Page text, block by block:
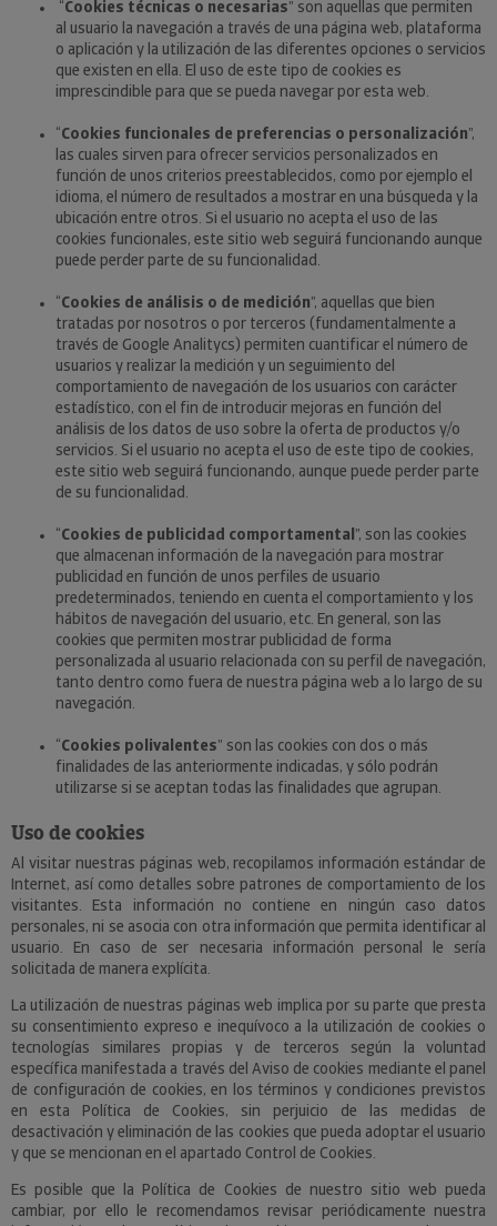
“Cookies técnicas o necesarias” son aquellas que permiten
al usuario la navegación a través de una página web, plataforma
o aplicación y la utilización de las diferentes opciones o servicios
que existen en ella. El uso de este tipo de cookies es
imprescindible para que se pueda navegar por esta web.
“Cookies funcionales de preferencias o personalización”,
las cuales sirven para ofrecer servicios personalizados en
función de unos criterios preestablecidos, como por ejemplo el
idioma, el número de resultados a mostrar en una búsqueda y la
ubicación entre otros. Si el usuario no acepta el uso de las
cookies funcionales, este sitio web seguirá funcionando aunque
puede perder parte de su funcionalidad.
“Cookies de análisis o de medición”, aquellas que bien
tratadas por nosotros o por terceros (fundamentalmente a
través de Google Analitycs) permiten cuantificar el número de
usuarios y realizar la medición y un seguimiento del
comportamiento de navegación de los usuarios con carácter
estadístico, con el fin de introducir mejoras en función del
análisis de los datos de uso sobre la oferta de productos y/o
servicios. Si el usuario no acepta el uso de este tipo de cookies,
este sitio web seguirá funcionando, aunque puede perder parte
de su funcionalidad.
“Cookies de publicidad comportamental”, son las cookies
que almacenan información de la navegación para mostrar
publicidad en función de unos perfiles de usuario
predeterminados, teniendo en cuenta el comportamiento y los
hábitos de navegación del usuario, etc. En general, son las
cookies que permiten mostrar publicidad de forma
personalizada al usuario relacionada con su perfil de navegación,
tanto dentro como fuera de nuestra página web a lo largo de su
navegación.
“Cookies polivalentes” son las cookies con dos o más
finalidades de las anteriormente indicadas, y sólo podrán
utilizarse si se aceptan todas las finalidades que agrupan.
Uso de cookies
Al visitar nuestras páginas web, recopilamos información estándar de
Internet, así como detalles sobre patrones de comportamiento de los
visitantes. Esta información no contiene en ningún caso datos
personales, ni se asocia con otra información que permita identificar al
usuario. En caso de ser necesaria información personal le sería
solicitada de manera explícita.
La utilización de nuestras páginas web implica por su parte que presta
su consentimiento expreso e inequívoco a la utilización de cookies o
tecnologías similares propias y de terceros según la voluntad
específica manifestada a través del Aviso de cookies mediante el panel
de configuración de cookies, en los términos y condiciones previstos
en esta Política de Cookies, sin perjuicio de las medidas de
desactivación y eliminación de las cookies que pueda adoptar el usuario
y que se mencionan en el apartado Control de Cookies.
Es posible que la Política de Cookies de nuestro sitio web pueda
cambiar, por ello le recomendamos revisar periódicamente nuestra